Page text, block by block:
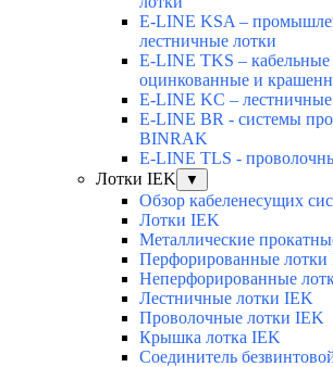
E-LINE KSA –
лестничные лотки
E-LINE TKS – кабельные
оцинкованные и
E-LINE KC – лестничные
E-LINE BR - системы
BINRAK
E-LINE TLS -
Лотки IEK
▼
Обзор кабеленесущих
Лотки IEK
Металлические
Перфорированные
Неперфорированные
Лестничные лотки IEK
Проволочные лотки IEK
Крышка лотка IEK
Соединитель